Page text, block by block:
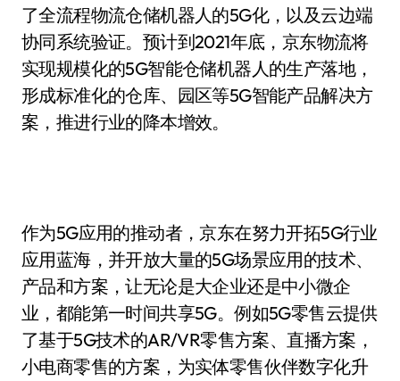
了全流程物流仓储机器人的5G化，以及云边端
协同系统验证。预计到2021年底，京东物流将
实现规模化的5G智能仓储机器人的生产落地，
形成标准化的仓库、园区等5G智能产品解决方
案，推进行业的降本增效。
作为5G应用的推动者，京东在努力开拓5G行业
应用蓝海，并开放大量的5G场景应用的技术、
产品和方案，让无论是大企业还是中小微企
业，都能第一时间共享5G。例如5G零售云提供
了基于5G技术的AR/VR零售方案、直播方案，
小电商零售的方案，为实体零售伙伴数字化升